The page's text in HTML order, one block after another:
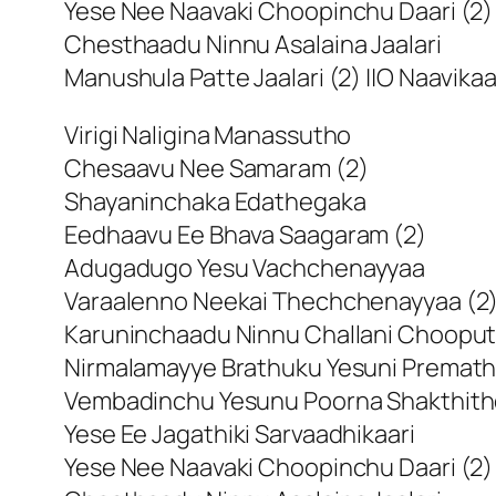
Yese Nee Naavaki Choopinchu Daari (2)
Chesthaadu Ninnu Asalaina Jaalari
Manushula Patte Jaalari (2) ||O
Virigi Naligina Manassutho
Chesaavu Nee Samaram (2)
Shayaninchaka Edathegaka
Eedhaavu Ee Bhava Saagaram (2)
Adugadugo Yesu Vachchenayyaa
Varaalenno Neekai Thechchenayyaa (2)
Karuninchaadu Ninnu Challani
Nirmalamayye Brathuku Yesuni
Vembadinchu Yesunu Poorna
Yese Ee Jagathiki Sarvaadhikaari
Yese Nee Naavaki Choopinchu Daari (2)